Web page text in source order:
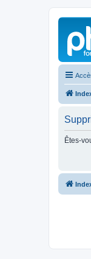
Êtes-